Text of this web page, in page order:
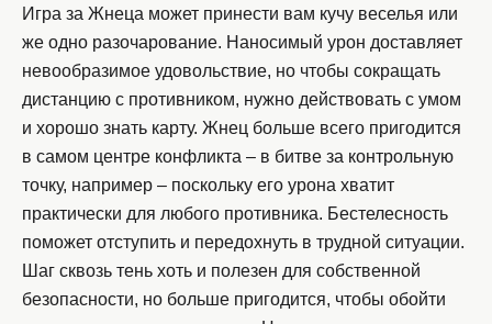
Игра за Жнеца может принести вам кучу веселья или
же одно разочарование. Наносимый урон доставляет
невообразимое удовольствие, но чтобы сокращать
дистанцию с противником, нужно действовать с умом
и хорошо знать карту. Жнец больше всего пригодится
в самом центре конфликта – в битве за контрольную
точку, например – поскольку его урона хватит
практически для любого противника. Бестелесность
поможет отступить и передохнуть в трудной ситуации.
Шаг сквозь тень хоть и полезен для собственной
безопасности, но больше пригодится, чтобы обойти